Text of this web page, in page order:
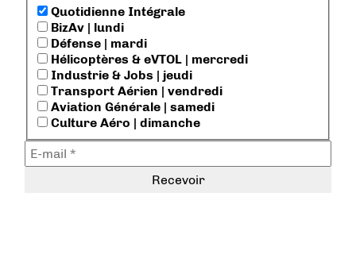
Quotidienne Intégrale
BizAv | lundi
Défense | mardi
Hélicoptères & eVTOL | mercredi
Industrie & Jobs | jeudi
Transport Aérien | vendredi
Aviation Générale | samedi
Culture Aéro | dimanche